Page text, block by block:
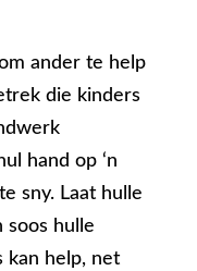
ander te help
die kinders
hand op ‘n
sny. Laat hulle
soos hulle
kan help, net